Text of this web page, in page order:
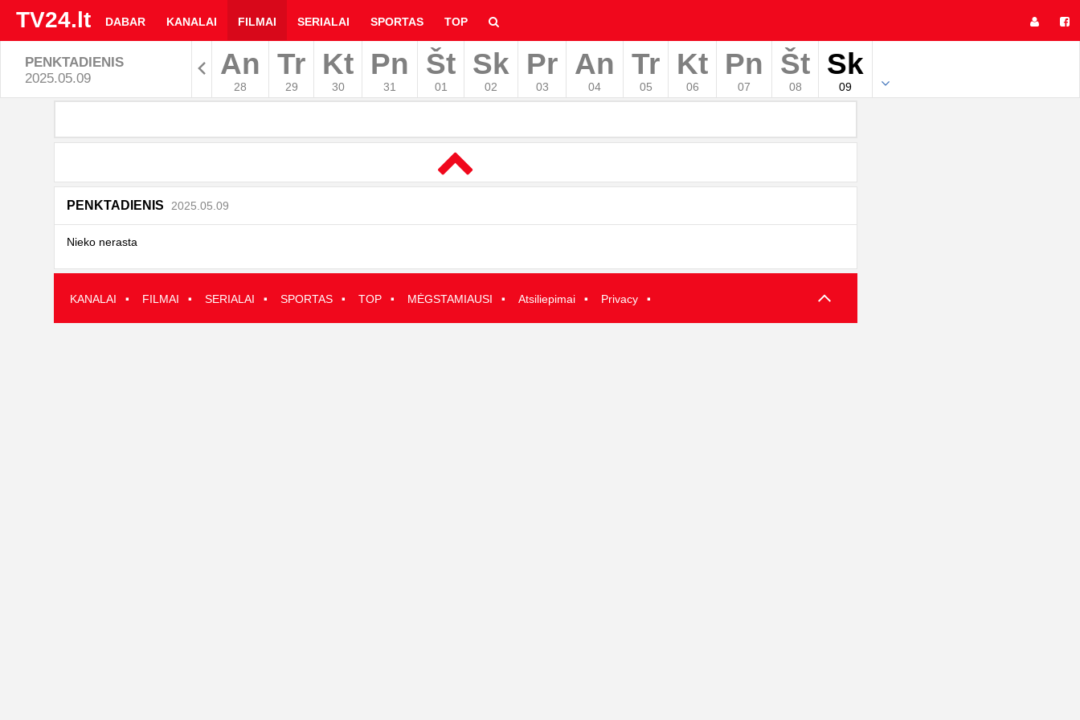
TV24.lt DABAR KANALAI FILMAI SERIALAI SPORTAS TOP
PENKTADIENIS
2025.05.09
Rodyti archyvą
An
28
Tr
29
Kt
30
Pn
31
Št
01
Sk
02
Pr
03
An
04
Tr
05
Kt
06
Pn
07
Št
08
Sk
09
TV
programa
|
TV24.LT
PENKTADIENIS 2025.05.09
Nieko nerasta
KANALAI · FILMAI · SERIALAI · SPORTAS · TOP · MĖGSTAMIAUSI · Atsiliepimai · Privacy ·